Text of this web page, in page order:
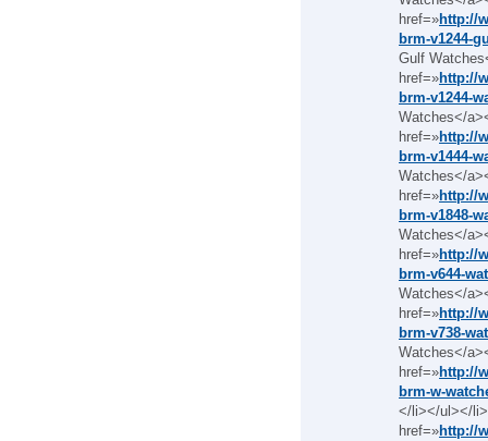
href=»http://
brm-v1244-
Gulf
href=»http://
brm-v1244-
Watches</
href=»http://
brm-v1444-
Watches</
href=»http://
brm-v1848-
Watches</
href=»http://
brm-v644-
Watches</
href=»http://
brm-v738-
Watches</
href=»http://
brm-w-
</li></ul></
href=»http://